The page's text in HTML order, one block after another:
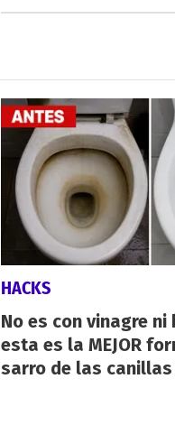
HACKS
No es con vinagre
esta es la MEJOR
sarro de las